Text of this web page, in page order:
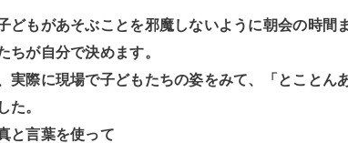
どもがあそぶことを邪魔しないように朝会の時間
ちが自分で決めます。
実際に現場で子どもたちの姿をみて、「とことん
た。
と言葉を使って